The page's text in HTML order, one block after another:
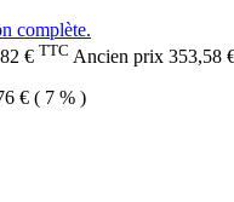
complète.
€ TTC Ancien prix 353,58
€ ( 7 % )